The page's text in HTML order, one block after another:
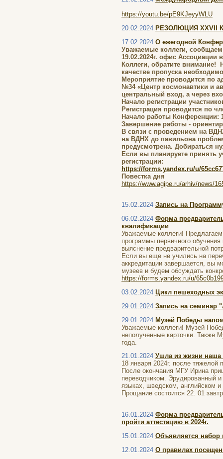
https://youtu.be/pE9KJeyyWLU
20.02.2024 РЕЗОЛЮЦИЯ XXVII
17.02.2024 О ежегодной
Уважаемые коллеги,
19.02.2024г. офис Ассоциации
Коллеги, обратите внимание!
качестве пропуска
Мероприятие проводится по
№34 «Центр космонавтики и
центральный вход, а через
Начало регистрации
Регистрация проводится по
Начало работы Конференции:
Завершение работы -
В связи с проведением на
на ВДНХ до павильона
предусмотрена. Добираться
Если вы планируете принять
регистрации:
https://forms.yandex.ru/u/
Повестка дня
https://www.agipe.ru/arhiv/news/
15.02.2024 Запись на
06.02.2024 Форма
квалификации
Уважаемые коллеги!
программы первичного
выяснение предварительной
Если вы еще не учились на
аккредитации завершается, вы
музеев и будем обсуждать
https://forms.yandex.ru/u/
03.02.2024 Цикл пешеходных
29.01.2024 Запись на семинар
29.01.2024 Музей Победы
Уважаемые коллеги! Музей
неполученные карточки. Также
года.
21.01.2024 Ушла из жизни
18 января 2024г. после
После окончания МГУ Ирина
переводчиком. Эрудированный
языках, шведском, английском
Прощание состоится 22. 01
16.01.2024 Форма
пройти аттестацию в 2024г.
15.01.2024 Объявляется набор
12.01.2024 О правилах